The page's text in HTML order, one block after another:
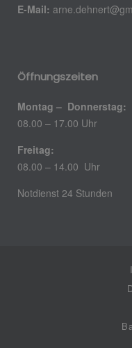
E-Mail:
Öffnungszeiten
Montag – Donnerstag:
08.00 – 17.00 Uhr
Freitag:
08.00 – 14.00 Uhr
Notdienst 24 Stunden